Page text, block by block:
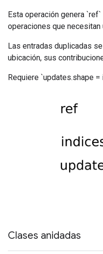
Esta operación genera
operaciones que
Las entradas duplicadas
ubicación, sus
Requiere `updates.shape
Clases anidadas